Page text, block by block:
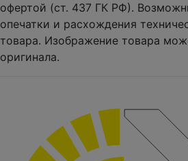
офертой (ст. 437 ГК РФ).
опечатки и расхождения
товара. Изображение товара
оригинала.